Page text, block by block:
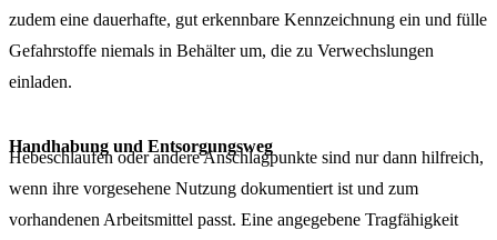
zudem eine dauerhafte, gut erkennbare Kennzeichnung ein und fülle
Gefahrstoffe niemals in Behälter um, die zu Verwechslungen
einladen.
Handhabung und Entsorgungsweg
Hebeschlaufen oder andere Anschlagpunkte sind nur dann hilfreich,
wenn ihre vorgesehene Nutzung dokumentiert ist und zum
vorhandenen Arbeitsmittel passt. Eine angegebene Tragfähigkeit